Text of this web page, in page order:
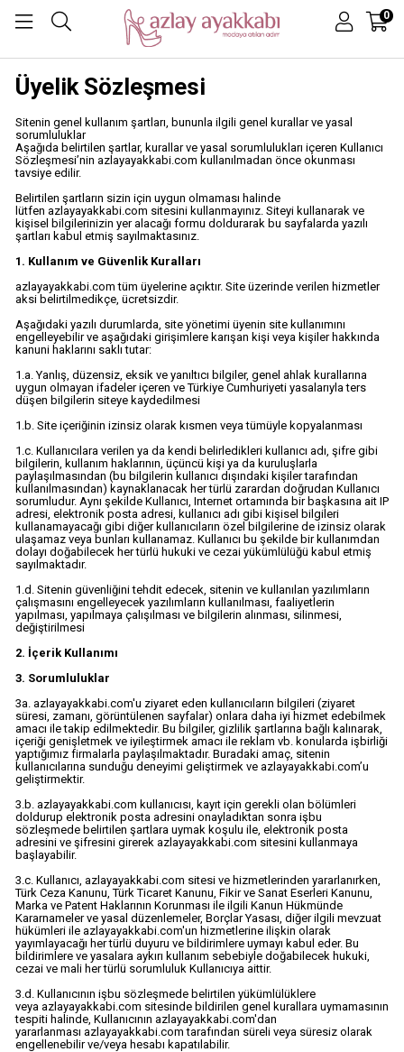
0
Üyelik Sözleşmesi
Sitenin genel kullanım şartları, bununla ilgili genel kurallar ve yasal
sorumluluklar
Aşağıda belirtilen şartlar, kurallar ve yasal sorumlulukları içeren Kullanıcı
Sözleşmesi’nin azlayayakkabi.com kullanılmadan önce okunması
tavsiye edilir.
Belirtilen şartların sizin için uygun olmaması halinde
lütfen azlayayakkabi.com sitesini kullanmayınız. Siteyi kullanarak ve
kişisel bilgilerinizin yer alacağı formu doldurarak bu sayfalarda yazılı
şartları kabul etmiş sayılmaktasınız.
1. Kullanım ve Güvenlik Kuralları
azlayayakkabi.com tüm üyelerine açıktır. Site üzerinde verilen hizmetler
aksi belirtilmedikçe, ücretsizdir.
Aşağıdaki yazılı durumlarda, site yönetimi üyenin site kullanımını
engelleyebilir ve aşağıdaki girişimlere karışan kişi veya kişiler hakkında
kanuni haklarını saklı tutar:
1.a. Yanlış, düzensiz, eksik ve yanıltıcı bilgiler, genel ahlak kurallarına
uygun olmayan ifadeler içeren ve Türkiye Cumhuriyeti yasalarıyla ters
düşen bilgilerin siteye kaydedilmesi
1.b. Site içeriğinin izinsiz olarak kısmen veya tümüyle kopyalanması
1.c. Kullanıcılara verilen ya da kendi belirledikleri kullanıcı adı, şifre gibi
bilgilerin, kullanım haklarının, üçüncü kişi ya da kuruluşlarla
paylaşılmasından (bu bilgilerin kullanıcı dışındaki kişiler tarafından
kullanılmasından) kaynaklanacak her türlü zarardan doğrudan Kullanıcı
sorumludur. Aynı şekilde Kullanıcı, Internet ortamında bir başkasına ait IP
adresi, elektronik posta adresi, kullanıcı adı gibi kişisel bilgileri
kullanamayacağı gibi diğer kullanıcıların özel bilgilerine de izinsiz olarak
ulaşamaz veya bunları kullanamaz. Kullanıcı bu şekilde bir kullanımdan
dolayı doğabilecek her türlü hukuki ve cezai yükümlülüğü kabul etmiş
sayılmaktadır.
1.d. Sitenin güvenliğini tehdit edecek, sitenin ve kullanılan yazılımların
çalışmasını engelleyecek yazılımların kullanılması, faaliyetlerin
yapılması, yapılmaya çalışılması ve bilgilerin alınması, silinmesi,
değiştirilmesi
2. İçerik Kullanımı
3. Sorumluluklar
3a. azlayayakkabi.com'u ziyaret eden kullanıcıların bilgileri (ziyaret
süresi, zamanı, görüntülenen sayfalar) onlara daha iyi hizmet edebilmek
amacı ile takip edilmektedir. Bu bilgiler, gizlilik şartlarına bağlı kalınarak,
içeriği genişletmek ve iyileştirmek amacı ile reklam vb. konularda işbirliği
yaptığımız firmalarla paylaşılmaktadır. Buradaki amaç, sitenin
kullanıcılarına sunduğu deneyimi geliştirmek ve azlayayakkabi.com’u
geliştirmektir.
3.b. azlayayakkabi.com kullanıcısı, kayıt için gerekli olan bölümleri
doldurup elektronik posta adresini onayladıktan sonra işbu
sözleşmede belirtilen şartlara uymak koşulu ile, elektronik posta
adresini ve şifresini girerek azlayayakkabi.com sitesini kullanmaya
başlayabilir.
3.c. Kullanıcı, azlayayakkabi.com sitesi ve hizmetlerinden yararlanırken,
Türk Ceza Kanunu, Türk Ticaret Kanunu, Fikir ve Sanat Eserleri Kanunu,
Marka ve Patent Haklarının Korunması ile ilgili Kanun Hükmünde
Kararnameler ve yasal düzenlemeler, Borçlar Yasası, diğer ilgili mevzuat
hükümleri ile azlayayakkabi.com'un hizmetlerine ilişkin olarak
yayımlayacağı her türlü duyuru ve bildirimlere uymayı kabul eder. Bu
bildirimlere ve yasalara aykırı kullanım sebebiyle doğabilecek hukuki,
cezai ve mali her türlü sorumluluk Kullanıcıya aittir.
3.d. Kullanıcının işbu sözleşmede belirtilen yükümlülüklere
veya azlayayakkabi.com sitesinde bildirilen genel kurallara uymamasının
tespiti halinde, Kullanıcının azlayayakkabi.com'dan
yararlanması azlayayakkabi.com tarafından süreli veya süresiz olarak
engellenebilir ve/veya hesabı kapatılabilir.